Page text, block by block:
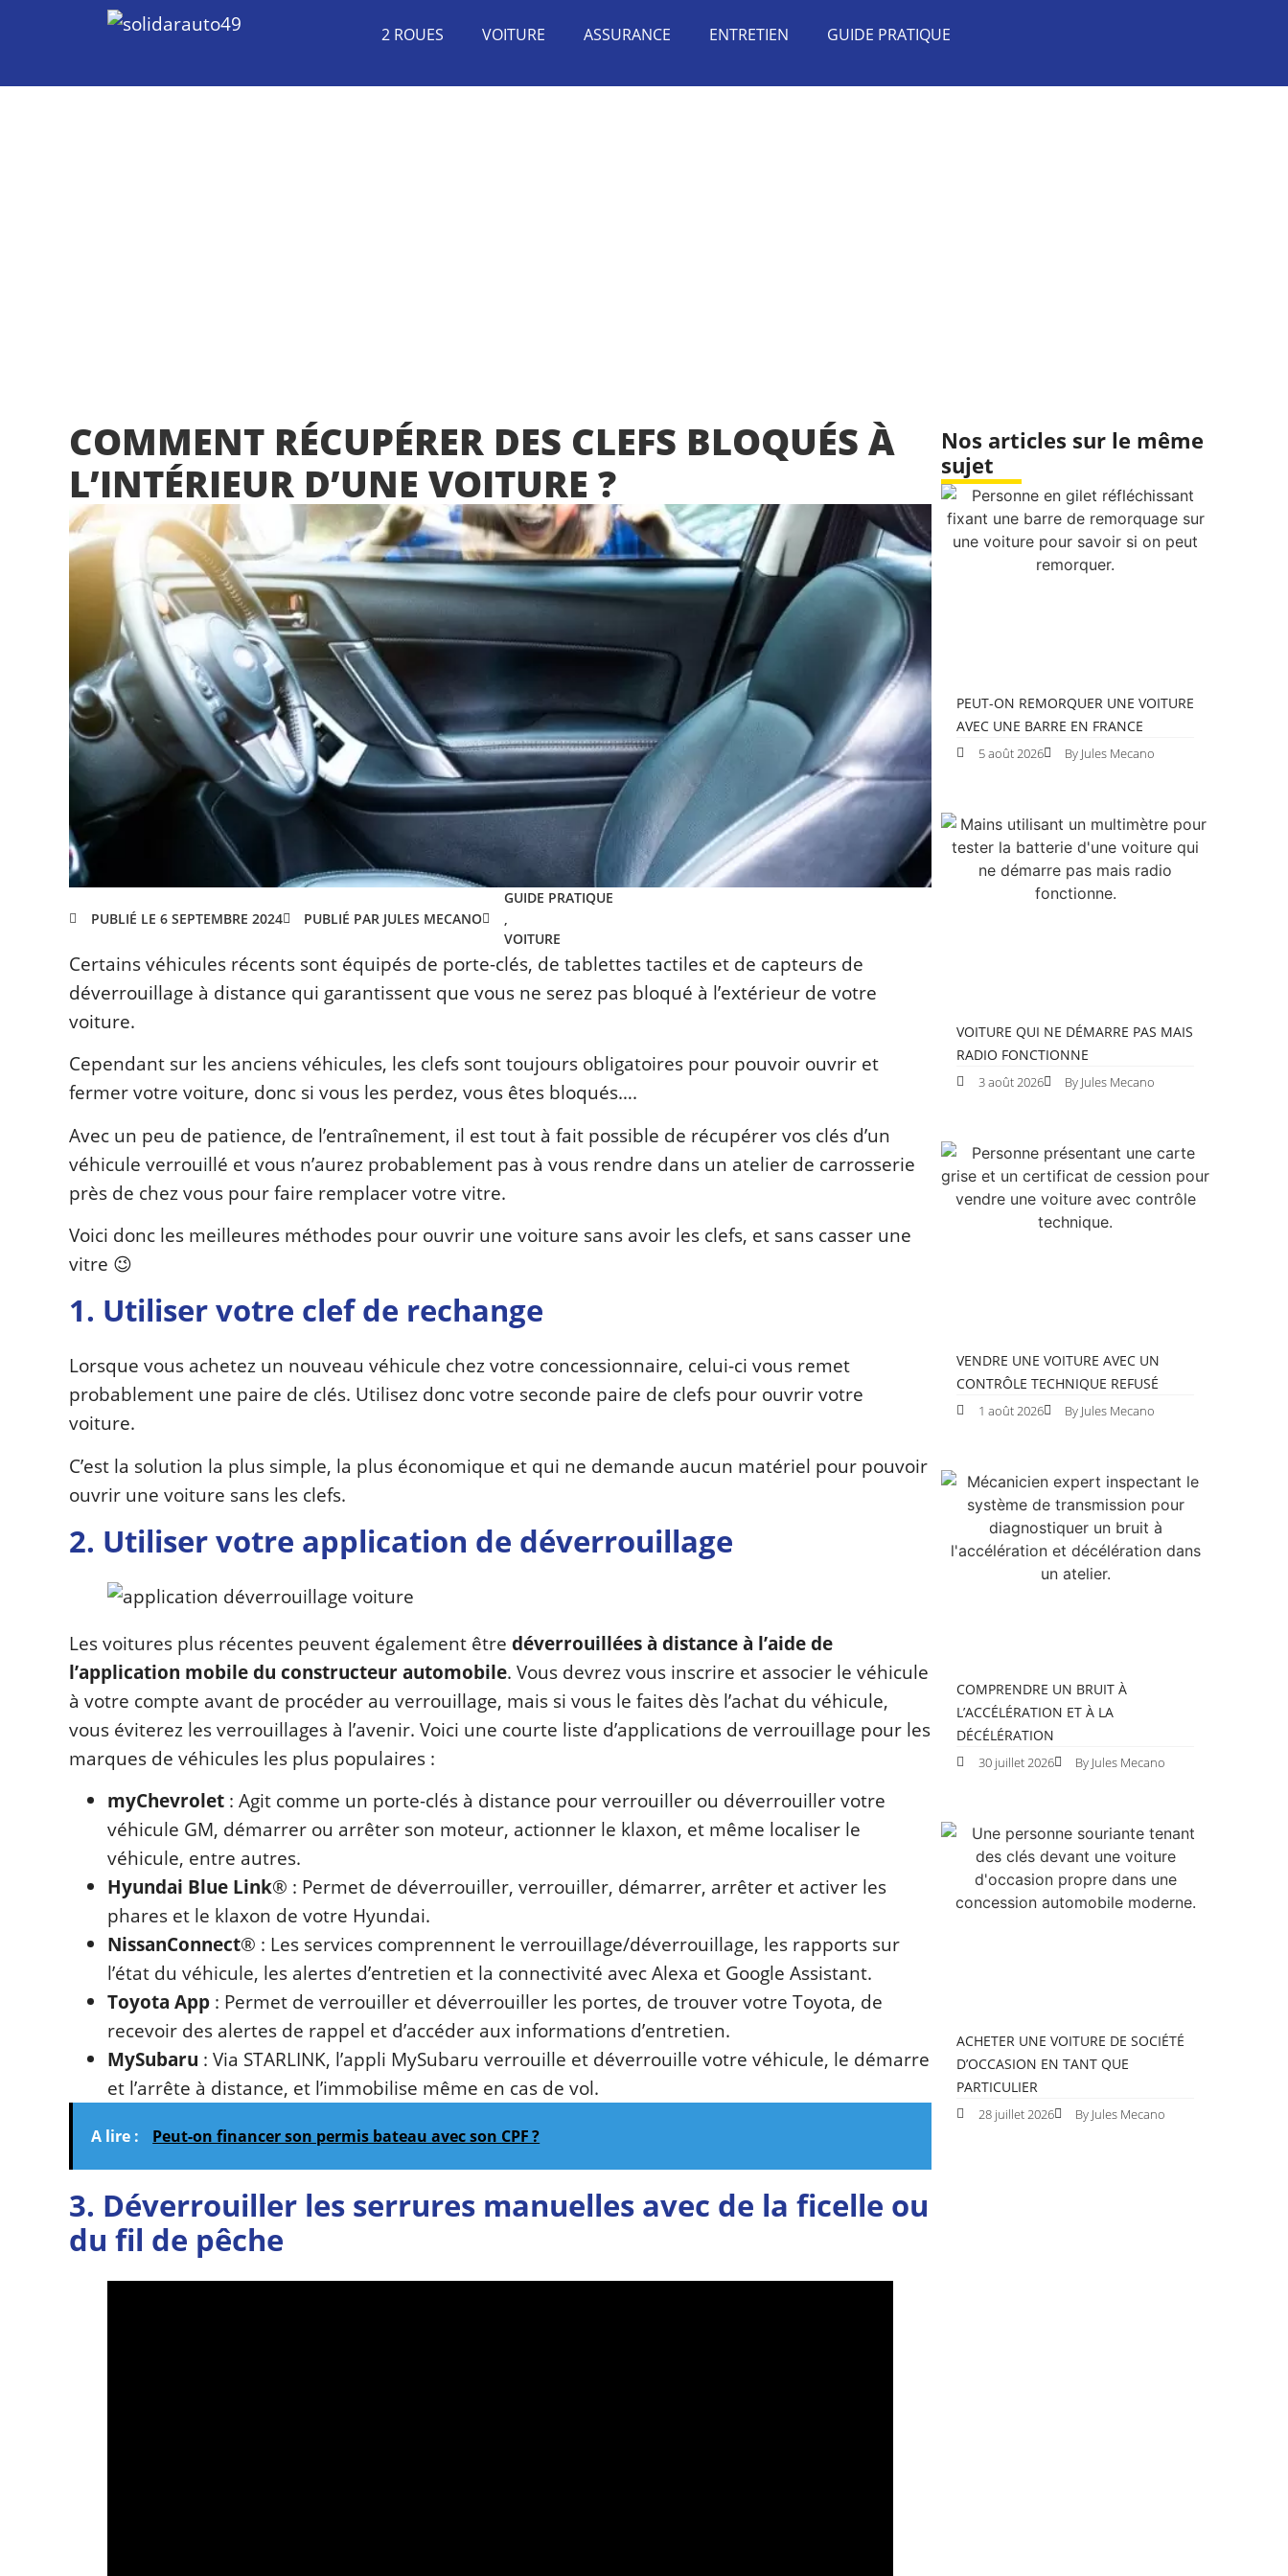
2 ROUES VOITURE ASSURANCE ENTRETIEN GUIDE PRATIQUE
COMMENT RÉCUPÉRER DES CLEFS BLOQUÉS À
L’INTÉRIEUR D’UNE VOITURE ?
PUBLIÉ LE 6 SEPTEMBRE 2024 PUBLIÉ PAR JULES MECANO
GUIDE PRATIQUE
,
VOITURE
Certains véhicules récents sont équipés de porte-clés, de tablettes tactiles et de capteurs de
déverrouillage à distance qui garantissent que vous ne serez pas bloqué à l’extérieur de votre
voiture.
Cependant sur les anciens véhicules, les clefs sont toujours obligatoires pour pouvoir ouvrir et
fermer votre voiture, donc si vous les perdez, vous êtes bloqués….
Avec un peu de patience, de l’entraînement, il est tout à fait possible de récupérer vos clés d’un
véhicule verrouillé et vous n’aurez probablement pas à vous rendre dans un atelier de carrosserie
près de chez vous pour faire remplacer votre vitre.
Voici donc les meilleures méthodes pour ouvrir une voiture sans avoir les clefs, et sans casser une
vitre 😉
1. Utiliser votre clef de rechange
Lorsque vous achetez un nouveau véhicule chez votre concessionnaire, celui-ci vous remet
probablement une paire de clés. Utilisez donc votre seconde paire de clefs pour ouvrir votre
voiture.
C’est la solution la plus simple, la plus économique et qui ne demande aucun matériel pour pouvoir
ouvrir une voiture sans les clefs.
2. Utiliser votre application de déverrouillage
Les voitures plus récentes peuvent également être déverrouillées à distance à l’aide de
l’application mobile du constructeur automobile. Vous devrez vous inscrire et associer le véhicule
à votre compte avant de procéder au verrouillage, mais si vous le faites dès l’achat du véhicule,
vous éviterez les verrouillages à l’avenir. Voici une courte liste d’applications de verrouillage pour les
marques de véhicules les plus populaires :
myChevrolet : Agit comme un porte-clés à distance pour verrouiller ou déverrouiller votre
véhicule GM, démarrer ou arrêter son moteur, actionner le klaxon, et même localiser le
véhicule, entre autres.
Hyundai Blue Link® : Permet de déverrouiller, verrouiller, démarrer, arrêter et activer les
phares et le klaxon de votre Hyundai.
NissanConnect® : Les services comprennent le verrouillage/déverrouillage, les rapports sur
l’état du véhicule, les alertes d’entretien et la connectivité avec Alexa et Google Assistant.
Toyota App : Permet de verrouiller et déverrouiller les portes, de trouver votre Toyota, de
recevoir des alertes de rappel et d’accéder aux informations d’entretien.
MySubaru : Via STARLINK, l’appli MySubaru verrouille et déverrouille votre véhicule, le démarre
et l’arrête à distance, et l’immobilise même en cas de vol.
A lire : Peut-on financer son permis bateau avec son CPF ?
3. Déverrouiller les serrures manuelles avec de la ficelle ou
du fil de pêche
Nos articles sur le même
sujet
PEUT-ON REMORQUER UNE VOITURE
AVEC UNE BARRE EN FRANCE
5 août 2026 By Jules Mecano
VOITURE QUI NE DÉMARRE PAS MAIS
RADIO FONCTIONNE
3 août 2026 By Jules Mecano
VENDRE UNE VOITURE AVEC UN
CONTRÔLE TECHNIQUE REFUSÉ
1 août 2026 By Jules Mecano
COMPRENDRE UN BRUIT À
L’ACCÉLÉRATION ET À LA
DÉCÉLÉRATION
30 juillet 2026 By Jules Mecano
ACHETER UNE VOITURE DE SOCIÉTÉ
D’OCCASION EN TANT QUE
PARTICULIER
28 juillet 2026 By Jules Mecano